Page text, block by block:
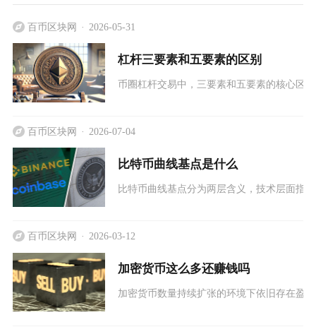
百币区块网 2026-05-31
杠杆三要素和五要素的区别
币圈杠杆交易中，三要素和五要素的核心区
百币区块网 2026-07-04
比特币曲线基点是什么
比特币曲线基点分为两层含义，技术层面指
百币区块网 2026-03-12
加密货币这么多还赚钱吗
加密货币数量持续扩张的环境下依旧存在盈